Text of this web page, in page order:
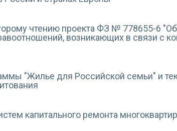
чтению проекта ФЗ № 778655-6
возникающих в связи с
"Жилье для Российской семьи" и
капитального ремонта